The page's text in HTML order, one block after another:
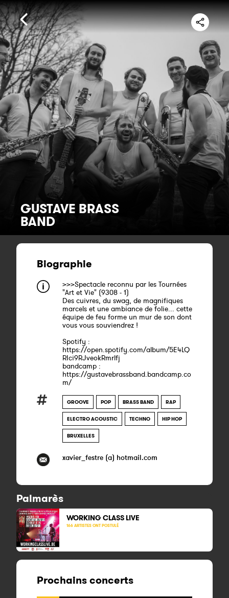
GUSTAVE BRASS
BAND
Biographie
>>>Spectacle reconnu par les Tournées
"Art et Vie" (9308 - 1)
Des cuivres, du swag, de magnifiques
marcels et une ambiance de folie... cette
équipe de feu forme un mur de son dont
vous vous souviendrez !
Spotify :
https://open.spotify.com/album/5E4LQ
RIci9RJveokRmrlfj
bandcamp :
https://gustavebrassband.bandcamp.co
m/
GROOVE POP BRASS BAND RAP
ELECTRO ACOUSTIC TECHNO HIP HOP
BRUXELLES
xavier_festre (a) hotmail.com
Palmarès
WORKING CLASS LIVE
166 ARTISTES ONT POSTULÉ
Prochains concerts